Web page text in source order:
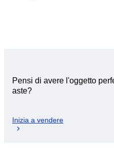
Pensi di avere l'oggetto
aste?
Inizia a vendere